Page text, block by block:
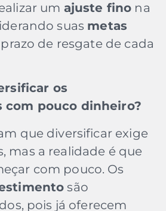
um ajuste fino na
suas metas
de resgate de cada
os
com pouco dinheiro?
que diversificar exige
mas a realidade é que
com pouco. Os
são
pois já oferecem